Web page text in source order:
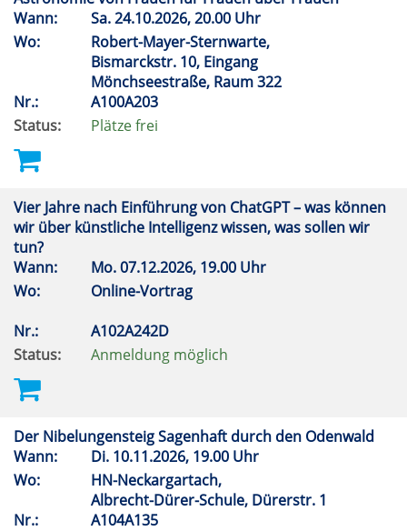
Wann:
Sa.24.10.2026, 20.00 Uhr
Wo:
Robert-Mayer-Sternwarte,
Bismarckstr. 10, Eingang
Mönchseestraße, Raum 322
Nr.:
A100A203
Status:
Plätze frei
Vier Jahre nach Einführung von ChatGPT – was können
wir über künstliche Intelligenz wissen, was sollen wir
tun?
Wann:
Mo.07.12.2026, 19.00 Uhr
Wo:
Online-Vortrag
Nr.:
A102A242D
Status:
Anmeldung möglich
Der Nibelungensteig Sagenhaft durch den Odenwald
Wann:
Di. 10.11.2026, 19.00 Uhr
Wo:
HN-Neckargartach,
Albrecht-Dürer-Schule, Dürerstr. 1
Nr.:
A104A135